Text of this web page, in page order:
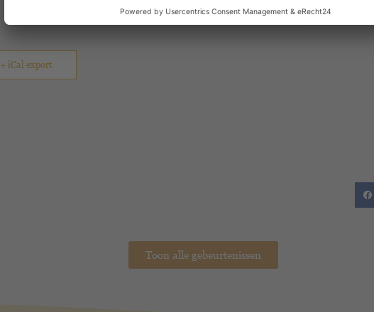
+ iCal export
Toon alle gebeurtenissen